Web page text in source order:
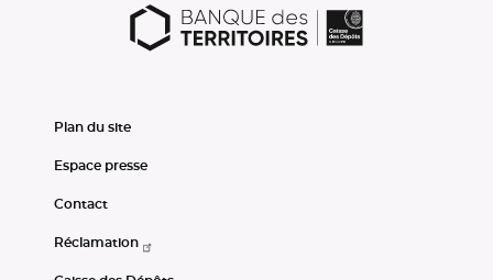
Plan du site
Espace presse
Contact
Réclamation